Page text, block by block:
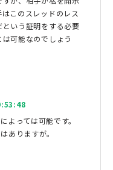
このスレッドのレス
いう証明をする必要
可能なのでしょう
よっては可能です。
ありますが。